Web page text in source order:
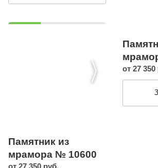
Памятник из
мрамора № 10600
от 27 350 руб.
от 27 350